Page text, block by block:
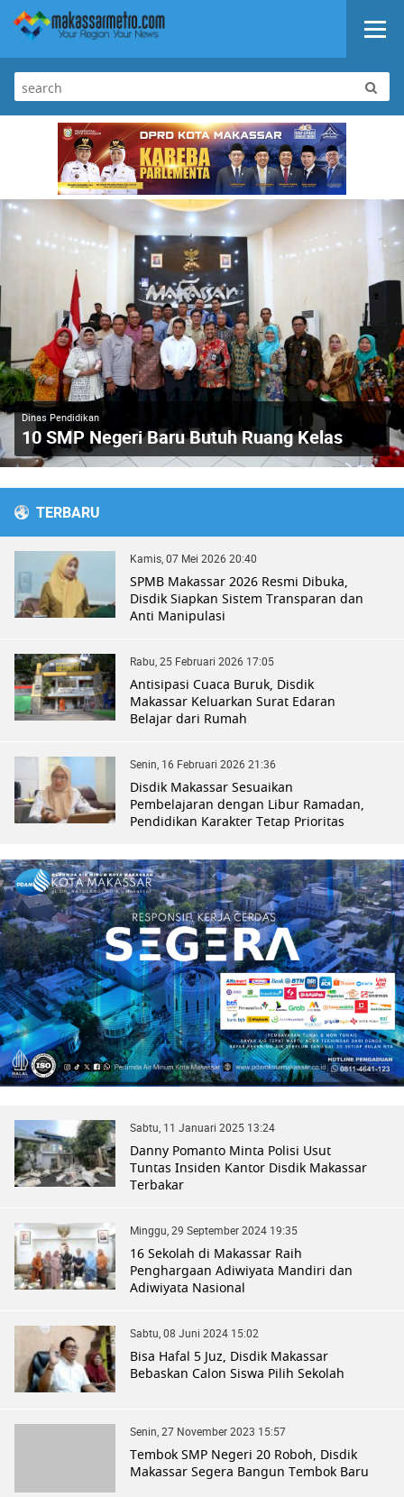
Dinas Pendidikan
10 SMP Negeri Baru Butuh Ruang Kelas
TERBARU
Kamis, 07 Mei 2026 20:40
SPMB Makassar 2026 Resmi Dibuka,
Disdik Siapkan Sistem Transparan dan
Anti Manipulasi
Rabu, 25 Februari 2026 17:05
Antisipasi Cuaca Buruk, Disdik
Makassar Keluarkan Surat Edaran
Belajar dari Rumah
Senin, 16 Februari 2026 21:36
Disdik Makassar Sesuaikan
Pembelajaran dengan Libur Ramadan,
Pendidikan Karakter Tetap Prioritas
Sabtu, 11 Januari 2025 13:24
Danny Pomanto Minta Polisi Usut
Tuntas Insiden Kantor Disdik Makassar
Terbakar
Minggu, 29 September 2024 19:35
16 Sekolah di Makassar Raih
Penghargaan Adiwiyata Mandiri dan
Adiwiyata Nasional
Sabtu, 08 Juni 2024 15:02
Bisa Hafal 5 Juz, Disdik Makassar
Bebaskan Calon Siswa Pilih Sekolah
Senin, 27 November 2023 15:57
Tembok SMP Negeri 20 Roboh, Disdik
Makassar Segera Bangun Tembok Baru